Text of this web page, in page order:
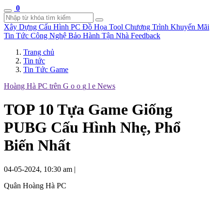
0
Xây Dựng Cấu Hình PC Đồ Họa Tool Chương Trình Khuyến Mãi
Tin Tức Công Nghệ Bảo Hành Tận Nhà Feedback
Trang chủ
Tin tức
Tin Tức Game
Hoàng Hà PC trên G o o g l e News
TOP 10 Tựa Game Giống
PUBG Cấu Hình Nhẹ, Phổ
Biến Nhất
04-05-2024, 10:30 am |
Quân Hoàng Hà PC